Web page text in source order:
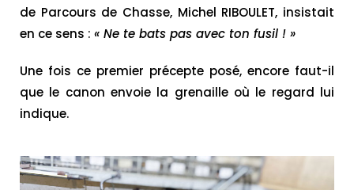
de Parcours de Chasse, Michel RIBOULET, insistait
en ce sens : « Ne te bats pas avec ton fusil ! »
Une fois ce premier précepte posé, encore faut-il
que le canon envoie la grenaille où le regard lui
indique.